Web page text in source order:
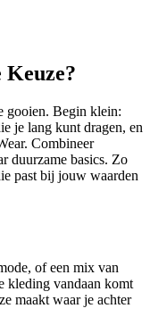
Keuze?
gooien. Begin klein:
je lang kunt dragen, en
Combineer
duurzame basics. Zo
past bij jouw waarden
of een mix van
kleding vandaan komt
maakt waar je achter